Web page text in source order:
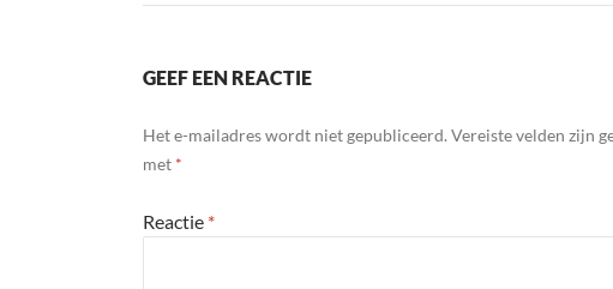
GEEF EEN REACTIE
Het e-mailadres wordt niet gepubliceerd. Vereiste velden zijn
met *
Reactie *